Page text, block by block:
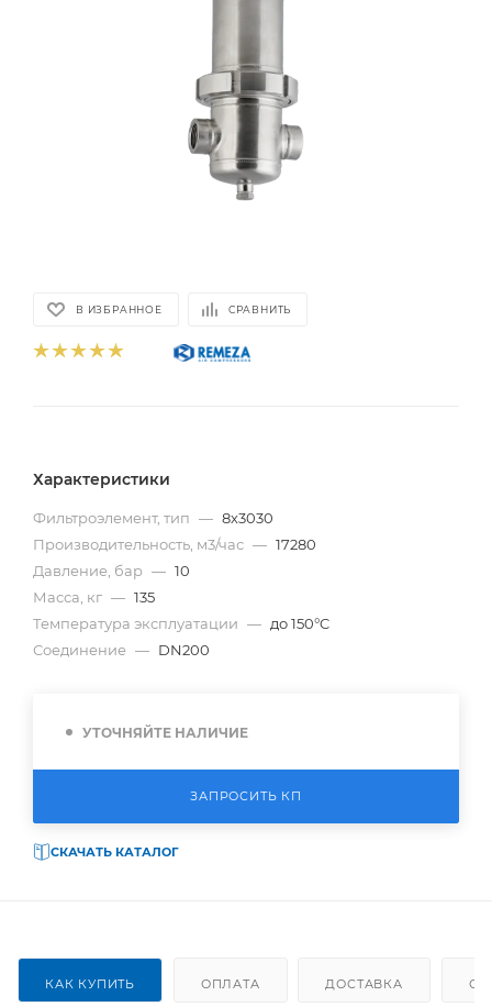
В ИЗБРАННОЕ СРАВНИТЬ
Характеристики
Фильтроэлемент, тип — 8х3030
Производительность, м3/час — 17280
Давление, бар — 10
Масса, кг — 135
Температура эксплуатации — до 150°C
Соединение — DN200
УТОЧНЯЙТЕ НАЛИЧИЕ
ЗАПРОСИТЬ КП
СКАЧАТЬ КАТАЛОГ
КАК КУПИТЬ ОПЛАТА ДОСТАВКА